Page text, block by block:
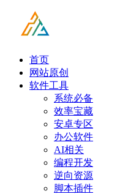
首页
网站原创
软件工具
系统必备
效率宝藏
安卓专区
办公软件
AI相关
编程开发
逆向资源
脚本插件